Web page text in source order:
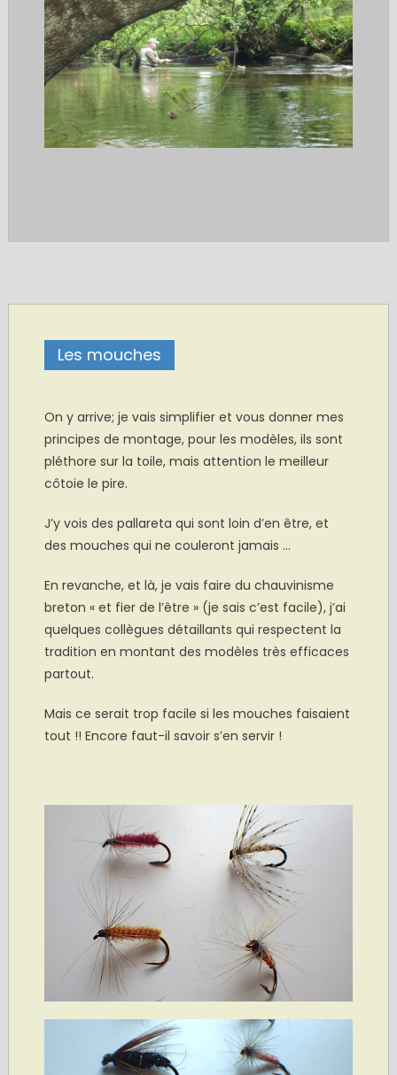
Les mouches
On y arrive; je vais simplifier et vous donner mes
principes de montage, pour les modèles, ils sont
pléthore sur la toile, mais attention le meilleur
côtoie le pire.
J’y vois des pallareta qui sont loin d’en être, et
des mouches qui ne couleront jamais …
En revanche, et là, je vais faire du chauvinisme
breton « et fier de l’être » (je sais c’est facile), j’ai
quelques collègues détaillants qui respectent la
tradition en montant des modèles très efficaces
partout.
Mais ce serait trop facile si les mouches faisaient
tout !! Encore faut-il savoir s’en servir !